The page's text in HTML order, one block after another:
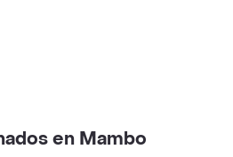
en Mambo